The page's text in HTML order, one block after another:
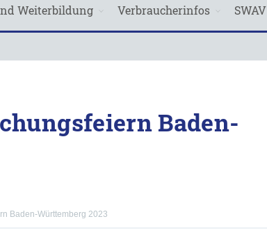
Weiterbildung Verbraucherinfos SWAV
Baden-
Baden-Württemberg 2023